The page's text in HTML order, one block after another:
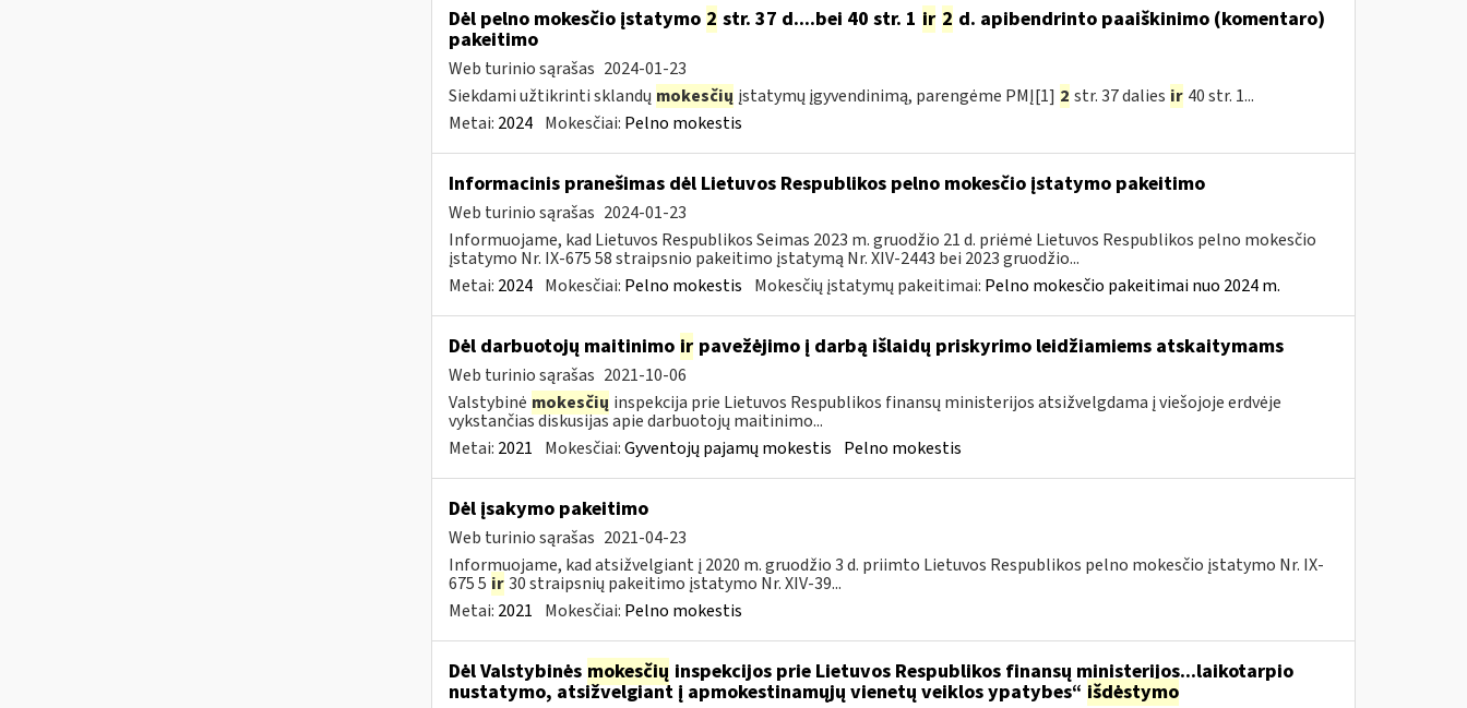
Dėl pelno mokesčio įstatymo 2 str. 37 d....bei 40 str. 1 ir 2 d. apibendrinto paaiškinimo (komentaro)
pakeitimo
Web turinio sąrašas 2024-01-23
Siekdami užtikrinti sklandų mokesčių įstatymų įgyvendinimą, parengėme PMĮ[1] 2 str. 37 dalies ir 40 str. 1...
Metai: 2024 Mokesčiai: Pelno mokestis
Informacinis pranešimas dėl Lietuvos Respublikos pelno mokesčio įstatymo pakeitimo
Web turinio sąrašas 2024-01-23
Informuojame, kad Lietuvos Respublikos Seimas 2023 m. gruodžio 21 d. priėmė Lietuvos Respublikos pelno mokesčio
įstatymo Nr. IX-675 58 straipsnio pakeitimo įstatymą Nr. XIV-2443 bei 2023 gruodžio...
Metai: 2024 Mokesčiai: Pelno mokestis Mokesčių įstatymų pakeitimai: Pelno mokesčio pakeitimai nuo 2024 m.
Dėl darbuotojų maitinimo irpavežėjimo į darbą išlaidų priskyrimo leidžiamiems atskaitymams
Web turinio sąrašas 2021-10-06
Valstybinė mokesčių inspekcija prie Lietuvos Respublikos finansų ministerijos atsižvelgdama į viešojoje erdvėje
vykstančias diskusijas apie darbuotojų maitinimo...
Metai: 2021 Mokesčiai:Gyventojų pajamų mokestis Pelno mokestis
Dėl įsakymo pakeitimo
Web turinio sąrašas 2021-04-23
Informuojame, kad atsižvelgiant į 2020 m. gruodžio 3 d. priimto Lietuvos Respublikos pelno mokesčio įstatymo Nr. IX-
675 5 ir 30 straipsnių pakeitimo įstatymo Nr. XIV-39...
Metai: 2021 Mokesčiai: Pelno mokestis
Dėl Valstybinės mokesčių inspekcijos prie Lietuvos Respublikos finansų ministerijos...laikotarpio
nustatymo, atsižvelgiant į apmokestinamųjų vienetų veiklos ypatybes“ išdėstymo